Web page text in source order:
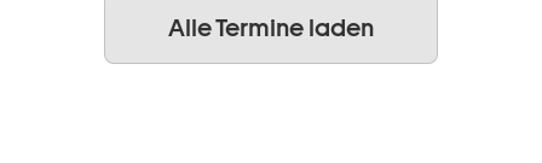
Alle Termine laden